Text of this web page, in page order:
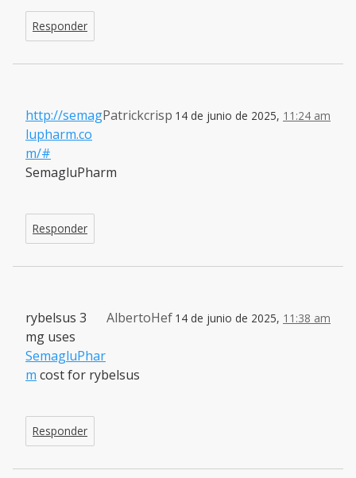
Responder
Patrickcrisp 14 de junio de 2025, 11:24 am
http://semag
lupharm.co
m/#
SemagluPharm
Responder
AlbertoHef 14 de junio de 2025, 11:38 am
rybelsus 3
mg uses
SemagluPhar
m cost for rybelsus
Responder